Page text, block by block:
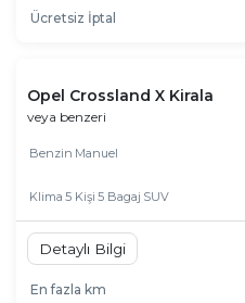
Ücretsiz İptal
Opel Crossland X Kirala
veya benzeri
Benzin Manuel
Klima 5 Kişi 5 Bagaj SUV
Detaylı Bilgi
En fazla km